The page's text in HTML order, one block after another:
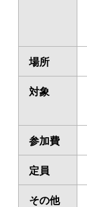
場所
対象
参加費
定員
その他